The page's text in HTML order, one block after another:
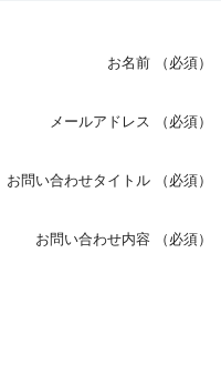
お名前 （必須）
メールアドレス （必須）
お問い合わせタイトル （必須）
お問い合わせ内容 （必須）